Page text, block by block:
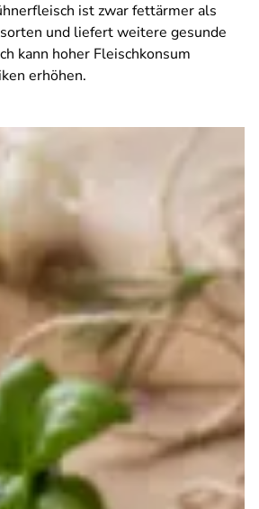
ist zwar fettärmer als
und liefert weitere gesunde
kann hoher Fleischkonsum
erhöhen.